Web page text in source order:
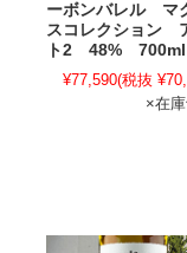
ーボンバレル マ
スコレクション
ト2 48% 700ml
¥77,590(税抜
×在